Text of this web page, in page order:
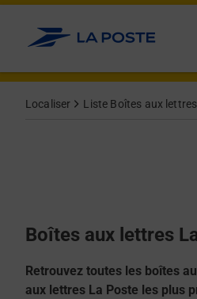
Allez au contenu
Localiser Liste Boîtes aux lettres
Boîtes aux lettres
Retrouvez toutes les boîtes
aux lettres La Poste les plus